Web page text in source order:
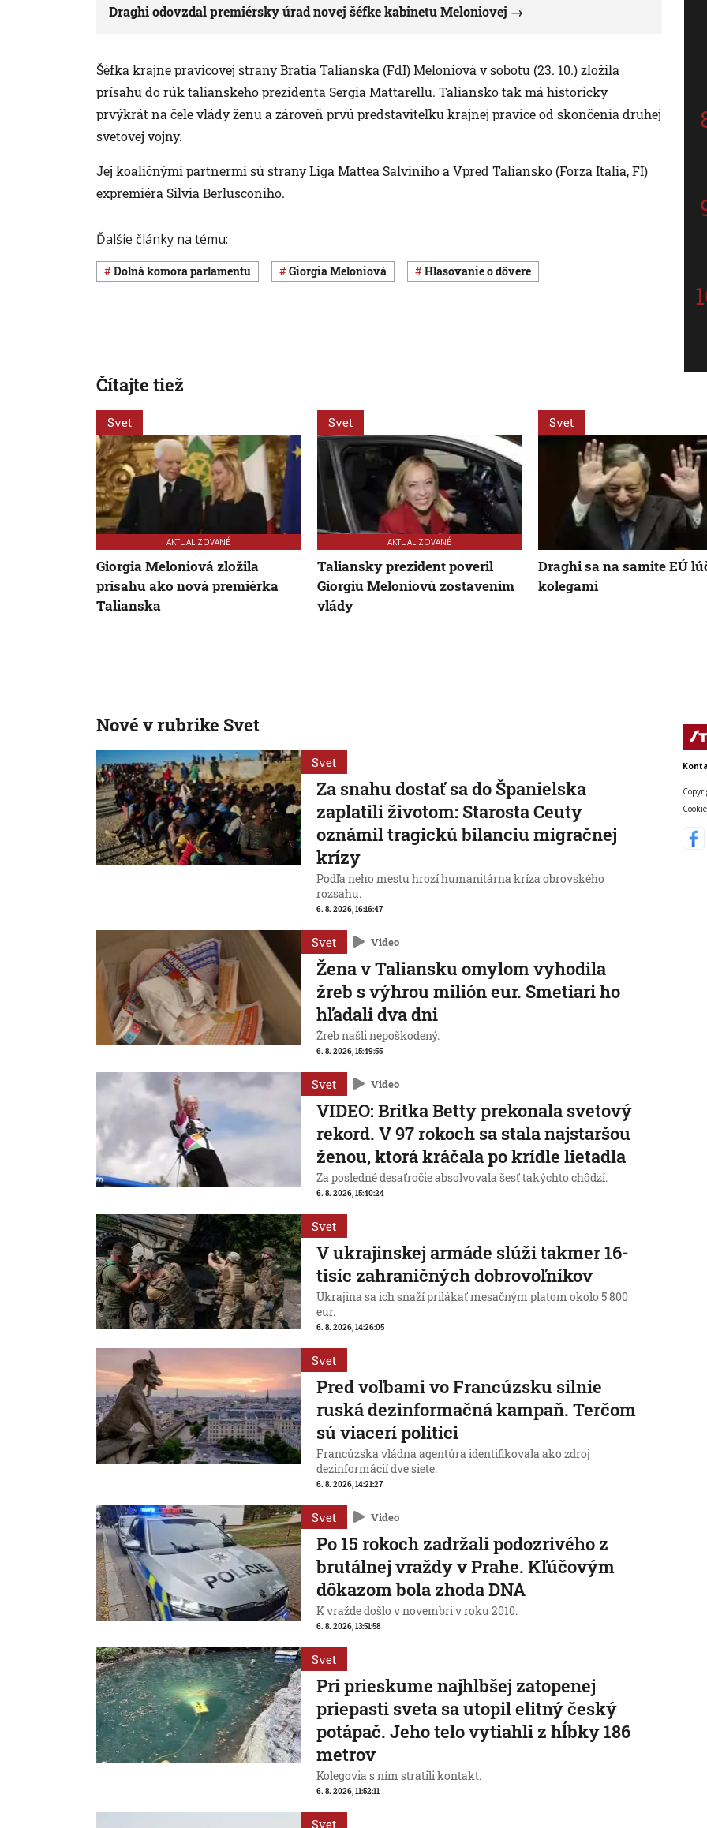
Draghi odovzdal premiérsky úrad novej šéfke kabinetu Meloniovej
Šéfka krajne pravicovej strany Bratia Talianska (FdI) Meloniová v sobotu (23. 10.) zložila
prísahu do rúk talianskeho prezidenta Sergia Mattarellu. Taliansko tak má historicky
prvýkrát na čele vlády ženu a zároveň prvú predstaviteľku krajnej pravice od skončenia druhej
svetovej vojny.
Jej koaličnými partnermi sú strany Liga Mattea Salviniho a Vpred Taliansko (Forza Italia, FI)
expremiéra Silvia Berlusconiho.
Ďalšie články na tému:
dolná komora parlamentu Giorgia Meloniová hlasovanie o dôvere
Čítajte tiež
Svet
AKTUALIZOVANÉ
Giorgia Meloniová zložila
prísahu ako nová premiérka
Talianska
Svet
AKTUALIZOVANÉ
Taliansky prezident poveril
Giorgiu Meloniovú zostavením
vlády
Svet
Draghi sa na samite EÚ
kolegami
Nové v rubrike Svet
Svet
Za snahu dostať sa do Španielska
zaplatili životom: Starosta Ceuty
oznámil tragickú bilanciu migračnej
krízy
Podľa neho mestu hrozí humanitárna kríza obrovského
rozsahu.
6. 8. 2026, 16:16:47
Svet Video
Žena v Taliansku omylom vyhodila
žreb s výhrou milión eur. Smetiari ho
hľadali dva dni
Žreb našli nepoškodený.
6. 8. 2026, 15:49:55
Svet Video
VIDEO: Britka Betty prekonala svetový
rekord. V 97 rokoch sa stala najstaršou
ženou, ktorá kráčala po krídle lietadla
Za posledné desaťročie absolvovala šesť takýchto chôdzí.
6. 8. 2026, 15:40:24
Svet
V ukrajinskej armáde slúži takmer 16-
tisíc zahraničných dobrovoľníkov
Ukrajina sa ich snaží prilákať mesačným platom okolo 5 800
eur.
6. 8. 2026, 14:26:05
Svet
Pred voľbami vo Francúzsku silnie
ruská dezinformačná kampaň. Terčom
sú viacerí politici
Francúzska vládna agentúra identifikovala ako zdroj
dezinformácií dve siete.
6. 8. 2026, 14:21:27
Svet Video
Po 15 rokoch zadržali podozrivého z
brutálnej vraždy v Prahe. Kľúčovým
dôkazom bola zhoda DNA
K vražde došlo v novembri v roku 2010.
6. 8. 2026, 13:51:58
Svet
Pri prieskume najhlbšej zatopenej
priepasti sveta sa utopil elitný český
potápač. Jeho telo vytiahli z hĺbky 186
metrov
Kolegovia s ním stratili kontakt.
6. 8. 2026, 11:52:11
Svet